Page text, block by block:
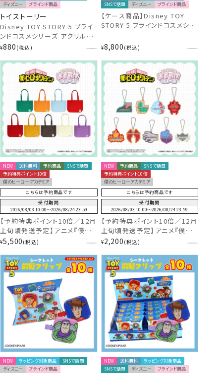
ディズニー
ブラインド商品
トイストーリー
Disney TOY STORY 5 ブライ
ンドコスメシリーズ アクリルミ
ラーチャーム付き リップクリー
ディズニー 粧美堂 shobido
¥880 税込
SNSで話題
ディズニー ブラインド商品
【ケース商品】Disney TOY
STORY 5 ブラインドコスメシリ
き リップクリームセット ＜全10
種セット＞ トイ・ストーリー デ
ィズニー 粧美堂 shobido
¥8,800 税込
NEW 送料無料 予約商品
SNSで話題
予約特典ポイント10倍
僕のヒーローアカデミア
こちらは予約商品です
受付期間
2026/08/03 10:00〜2026/08/24 23:59
【予約特典ポイント10倍／12月
上旬頃発送予定】アニメ『僕の
ヒーローアカデミア』 いっしょ
バッグ ＞ ヒロアカ 粧美堂
shobido
¥5,500 税込
NEW 予約商品
SNSで話題
予約特典ポイント10倍
僕のヒーローアカデミア
こちらは予約商品です
受付期間
2026/08/03 10:00〜2026/08/24 23:59
【予約特典ポイント10倍／12月
上旬頃発送予定】アニメ『僕の
ヒーローアカデミア』 いっしょ
タグ ＞ ヒロアカ 粧美堂
shobido
¥2,200 税込
NEW ラッピング対象商品
SNSで話題
ディズニー
ブラインド商品
NEW 送料無料
ラッピング対象商品
SNSで話題
ディズニー
ブラインド商品